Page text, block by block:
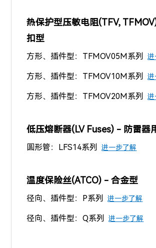
热保护型压敏电阻(TFV,
扣型
方形、插件型：TFMOV05M系列 进
方形、插件型：TFMOV10M系列 进
方形、插件型：TFMOV20M系列 进
低压熔断器(LV Fuses) - 防雷器
圆形管：LFS14系列进一步了解
温度保险丝(ATCO) - 合金型
径向、插件型：P系列进一步了解
径向、插件型：Q系列进一步了解